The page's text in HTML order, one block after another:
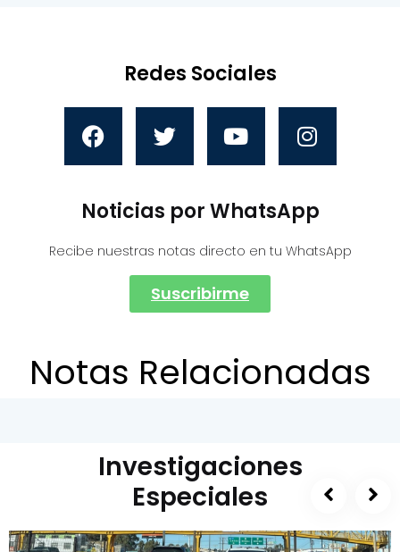
Redes Sociales
Noticias por WhatsApp
Recibe nuestras notas directo en tu WhatsApp
Suscribirme
Notas Relacionadas
Investigaciones
Especiales